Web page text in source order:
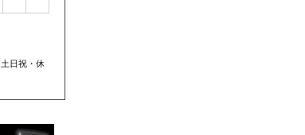
日祝・休